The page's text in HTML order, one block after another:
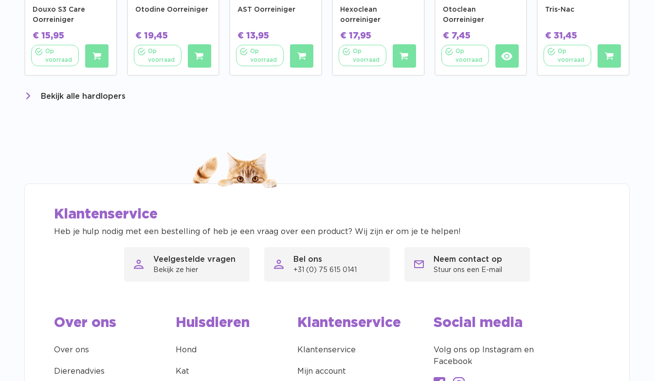
Douxo S3 Care
Oorreiniger
€ 15,95
Op
voorraad
Otodine Oorreiniger
€19,45
Op
voorraad
AST Oorreiniger
€ 13,95
Op
voorraad
Hexoclean
oorreiniger
€17,95
Op
voorraad
Otoclean
Oorreiniger
€7,45
Op
voorraad
Tris-Nac
€ 31,45
Op
voorraad
Bekijk alle hardlopers
Klantenservice
Heb je hulp nodig met een bestelling of heb je een vraag over een product? Wij zijn er om je te helpen!
Veelgestelde vragen
Bekijk ze hier
Bel ons
+31 (0) 75 615 0141
Neem contact op
Stuur ons een E-mail
Over ons
Over ons
Dierenadvies
Huisdieren
Hond
Kat
Klantenservice
Klantenservice
Mijn account
Social media
Volg ons op Instagram en
Facebook